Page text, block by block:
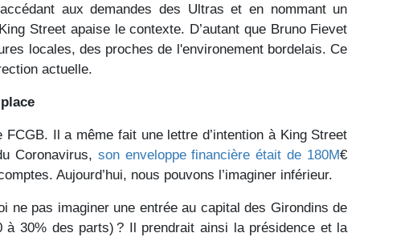
aux demandes des Ultras et en nommant un
Street apaise le contexte. D’autant que Bruno Fievet
locales, des proches de l'environement bordelais. Ce
actuelle.
Il a même fait une lettre d’intention à King Street
Coronavirus, son enveloppe financière était de 180M€
Aujourd’hui, nous pouvons l’imaginer inférieur.
ne pas imaginer une entrée au capital des Girondins de
à 30% des parts) ? Il prendrait ainsi la présidence et la